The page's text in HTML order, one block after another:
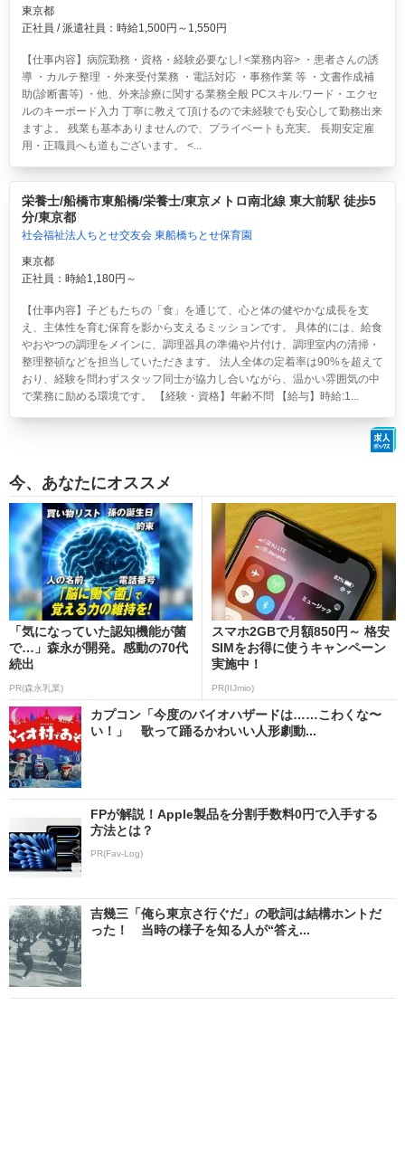
東京都
正社員 / 派遣社員：時給1,500円～1,550円
【仕事内容】病院勤務・資格・経験必要なし! <業務内容> ・患者さんの誘
導 ・カルテ整理 ・外来受付業務 ・電話対応 ・事務作業 等 ・文書作成補
助(診断書等) ・他、外来診療に関する業務全般 PCスキル:ワード・エクセ
ルのキーボード入力 丁寧に教えて頂けるので未経験でも安心して勤務出来
ますよ。 残業も基本ありませんので、プライベートも充実。 長期安定雇
用・正職員へも道もございます。 <...
栄養士/船橋市東船橋/栄養士/東京メトロ南北線 東大前駅 徒歩5
分/東京都
社会福祉法人ちとせ交友会 東船橋ちとせ保育園
東京都
正社員：時給1,180円～
【仕事内容】子どもたちの「食」を通じて、心と体の健やかな成長を支
え、主体性を育む保育を影から支えるミッションです。 具体的には、給食
やおやつの調理をメインに、調理器具の準備や片付け、調理室内の清掃・
整理整頓などを担当していただきます。 法人全体の定着率は90%を超えて
おり、経験を問わずスタッフ同士が協力し合いながら、温かい雰囲気の中
で業務に励める環境です。 【経験・資格】年齢不問 【給与】時給:1...
今、あなたにオススメ
「気になっていた認知機能が菌
で…」森永が開発。感動の70代
続出
PR(森永乳業)
スマホ2GBで月額850円～ 格安
SIMをお得に使うキャンペーン
実施中！
PR(IIJmio)
カプコン「今度のバイオハザードは……こわくな〜
い！」 歌って踊るかわいい人形劇動...
FPが解説！Apple製品を分割手数料0円で入手する
方法とは？
PR(Fav-Log)
吉幾三「俺ら東京さ行ぐだ」の歌詞は結構ホントだ
った！ 当時の様子を知る人が“答え...